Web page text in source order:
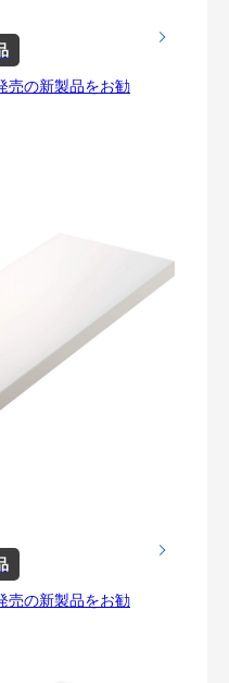
売の新製品をお勧
売の新製品をお勧